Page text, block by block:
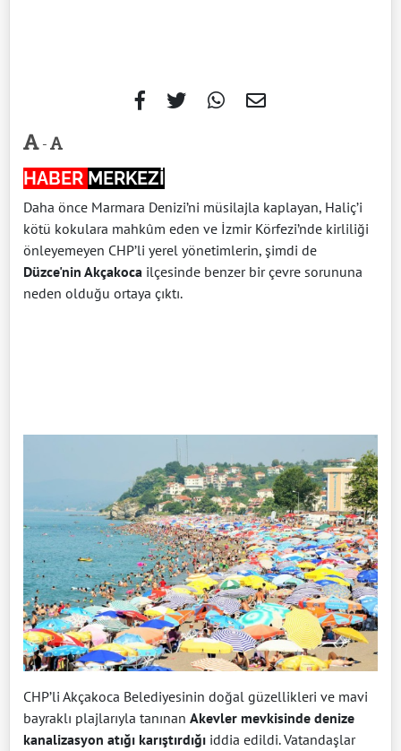
-
HABER MERKEZİ
Daha önce Marmara Denizi’ni müsilajla kaplayan, Haliç’i
kötü kokulara mahkûm eden ve İzmir Körfezi’nde kirliliği
önleyemeyen CHP’li yerel yönetimlerin, şimdi de
Düzce'nin Akçakoca ilçesinde benzer bir çevre sorununa
neden olduğu ortaya çıktı.
CHP’li Akçakoca Belediyesinin doğal güzellikleri ve mavi
bayraklı plajlarıyla tanınan Akevler mevkisinde denize
kanalizasyon atığı karıştırdığı iddia edildi. Vatandaşlar